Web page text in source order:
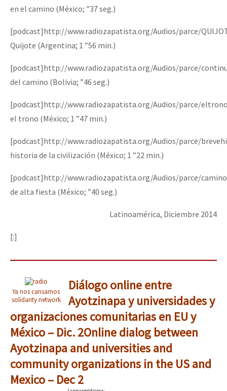
en el camino (México; ”37 seg.)
[podcast]http://www.radiozapatista.org/Audios/parce/
Quijote (Argentina; 1 ”56 min.)
[podcast]http://www.radiozapatista.org/Audios/parce/
del camino (Bolivia; ”46 seg.)
[podcast]http://www.radiozapatista.org/Audios/parce/
el trono (México; 1 ”47 min.)
[podcast]http://www.radiozapatista.org/Audios/parce/
historia de la civilización (México; 1 ”22 min.)
[podcast]http://www.radiozapatista.org/Audios/parce/
de alta fiesta (México; ”40 seg.)
Latinoamérica, Diciembre 2014
[:]
Ya nos cansamos
solidarity network
Diálogo online entre
Ayotzinapa y universidades y
organizaciones comunitarias en EU y
México – Dic. 2Online dialog between
Ayotzinapa and universities and
community organizations in the US and
Mexico – Dec 2